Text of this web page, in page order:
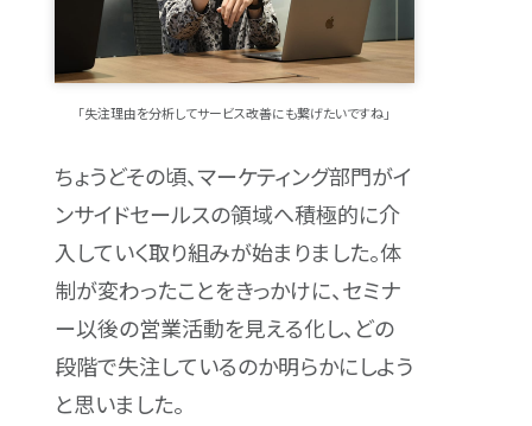
「失注理由を分析してサービス改善にも繋げたいですね」
ちょうどその頃、マーケティング部門がイ
ンサイドセールスの領域へ積極的に介
入していく取り組みが始まりました。体
制が変わったことをきっかけに、セミナ
ー以後の営業活動を見える化し、どの
段階で失注しているのか明らかにしよう
と思いました。